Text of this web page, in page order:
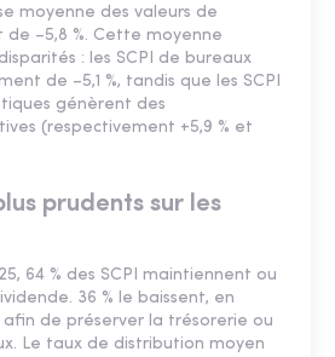
moyenne des valeurs de
–5,8 %. Cette moyenne
: les SCPI de bureaux
de –5,1 %, tandis que les SCPI
génèrent des
(respectivement +5,9 % et
prudents sur les
64 % des SCPI maintiennent ou
36 % le baissent, en
afin de préserver la trésorerie ou
Le taux de distribution moyen